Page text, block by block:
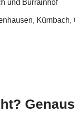
und Burrainhof